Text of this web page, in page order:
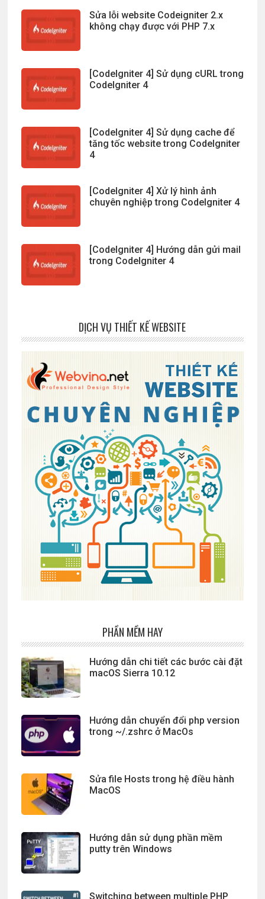
Sửa lỗi website Codeigniter 2.x
không chạy được với PHP 7.x
[CodeIgniter 4] Sử dụng cURL trong
CodeIgniter 4
[CodeIgniter 4] Sử dụng cache để
tăng tốc website trong CodeIgniter
4
[CodeIgniter 4] Xử lý hình ảnh
chuyên nghiệp trong CodeIgniter 4
[CodeIgniter 4] Hướng dẫn gửi mail
trong CodeIgniter 4
DỊCH VỤ THIẾT KẾ WEBSITE
PHẦN MỀM HAY
Hướng dẫn chi tiết các bước cài đặt
macOS Sierra 10.12
Hướng dẫn chuyển đổi php version
trong ~/.zshrc ở MacOs
Sửa file Hosts trong hệ điều hành
MacOS
Hướng dẫn sử dụng phần mềm
putty trên Windows
Switching between multiple PHP